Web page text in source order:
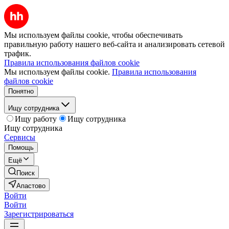
Мы используем файлы cookie, чтобы обеспечивать
правильную работу нашего веб-сайта и анализировать сетевой
трафик.
Правила использования файлов cookie
Мы используем файлы cookie. Правила использования
файлов cookie
Понятно
Ищу сотрудника
Ищу работу
Ищу сотрудника
Ищу сотрудника
Сервисы
Помощь
Ещё
Поиск
Апастово
Войти
Войти
Зарегистрироваться